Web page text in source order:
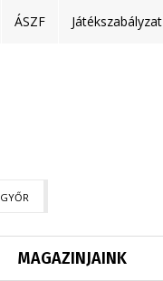
ÁSZF Játékszabályzat
GYŐR
MAGAZINJAINK